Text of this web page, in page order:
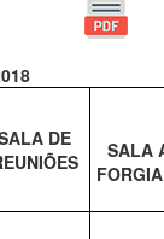
DE
SALA